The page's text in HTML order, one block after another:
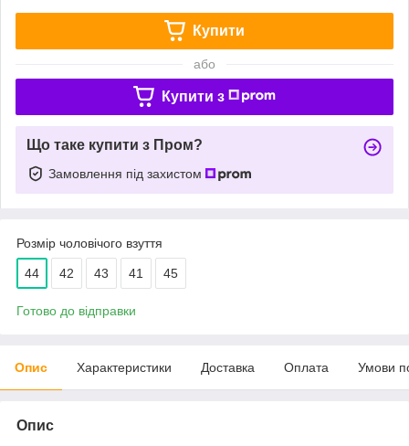
Купити
або
Купити з
Що таке купити з Пром?
Замовлення під захистом
Розмір чоловічого взуття
44 42 43 41 45
Готово до відправки
Опис Характеристики Доставка Оплата Умови
Опис